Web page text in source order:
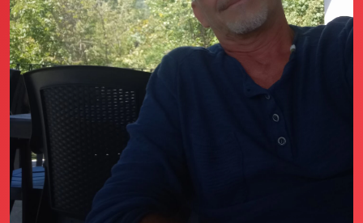
Agenzia matrimoniale Club di Più
Love Notebook
Il libro Donna di Cuori
Quanto costa Club di Più
Love Academy
Domande Frequenti
Le nostre sedi